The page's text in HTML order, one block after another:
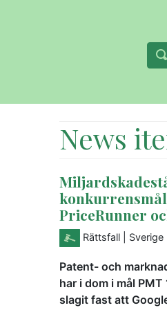
News
PriceRunner
Rättsfall | Sverige
Patent- och
har i dom i mål
slagit fast att